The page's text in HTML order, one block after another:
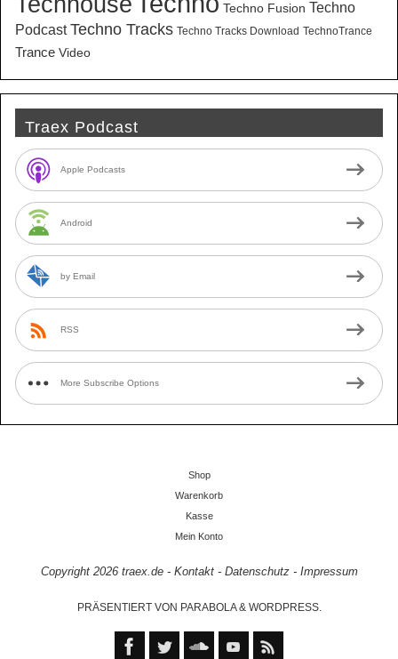
Techno Fusion Techno
Podcast Techno Tracks Techno Tracks Download TechnoTrance
Trance Video
Traex Podcast
Apple Podcasts
Android
by Email
RSS
More Subscribe Options
Shop
Warenkorb
Kasse
Mein Konto
Copyright 2026 traex.de- Kontakt- Datenschutz- Impressum
PRÄSENTIERT VON PARABOLA& WORDPRESS.